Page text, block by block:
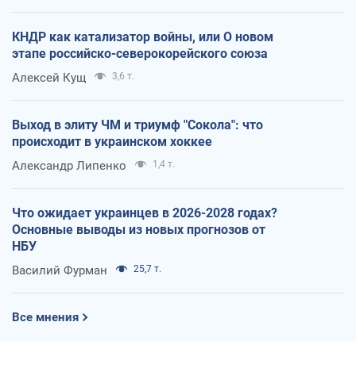
КНДР как катализатор войны, или О новом
этапе российско-северокорейского союза
Алексей Кущ 3,6 т.
Выход в элиту ЧМ и триумф "Сокола": что
происходит в украинском хоккее
Александр Липенко 1,4 т.
Что ожидает украинцев в 2026-2028 годах?
Основные выводы из новых прогнозов от
НБУ
Василий Фурман 25,7 т.
Все мнения